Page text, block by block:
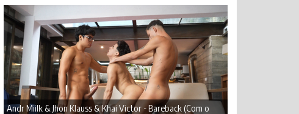
Andr Miilk & Jhon Klauss & Khai Victor - Bareback (Com o